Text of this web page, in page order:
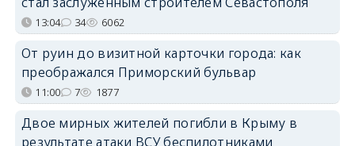
13:04 34 6062
От руин до визитной карточки города: как
преображался Приморский бульвар
11:00 7 1877
Двое мирных жителей погибли в Крыму в
результате атаки ВСУ беспилотниками